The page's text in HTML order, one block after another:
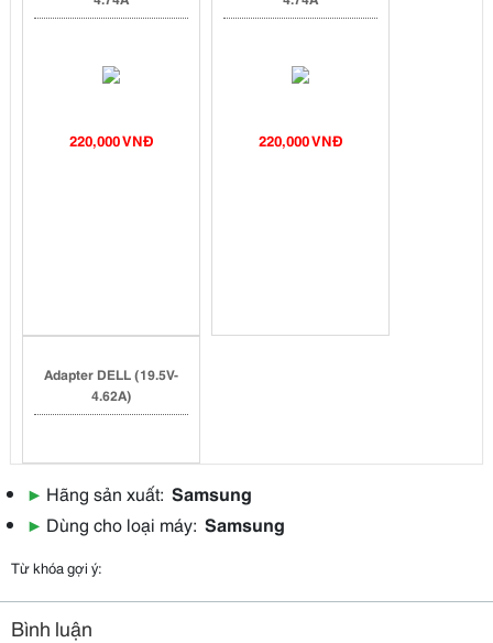
220,000 VNĐ 220,000 VNĐ
Adapter DELL (19.5V-
4.62A)
▶ Hãng sản xuất: Samsung
▶ Dùng cho loại máy: Samsung
Từ khóa gợi ý:
Bình luận